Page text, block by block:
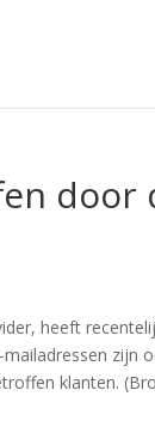
door
heeft
klanten.